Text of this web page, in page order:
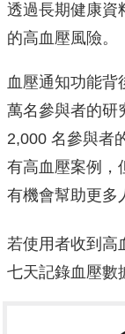
透過長期健康資
的高血壓風險。
血壓通知功能背
萬名參與者的研
2,000 名參與者
有高血壓案例，
有機會幫助更多
若使用者收到高
七天記錄血壓數